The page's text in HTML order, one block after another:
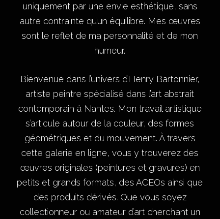
uniquement par une envie esthétique, sans
autre contrainte qu’un équilibre. Mes œuvres
sont le reflet de ma personnalité et de mon
humeur.
Bienvenue dans l’univers d’Henry Bartonnier,
artiste peintre spécialisé dans l’art abstrait
contemporain à Nantes. Mon travail artistique
s’articule autour de la couleur, des formes
géométriques et du mouvement. À travers
cette galerie en ligne, vous y trouverez des
œuvres originales (peintures et gravures) en
petits et grands formats, des ACEOs ainsi que
des produits dérivés. Que vous soyez
collectionneur ou amateur d’art cherchant un